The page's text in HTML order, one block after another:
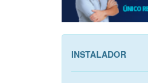
INSTALADOR